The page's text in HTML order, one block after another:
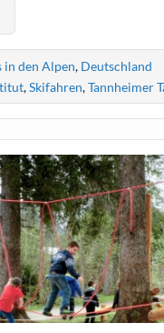
in den Alpen, Deutschland
,Skifahren,Tannheimer